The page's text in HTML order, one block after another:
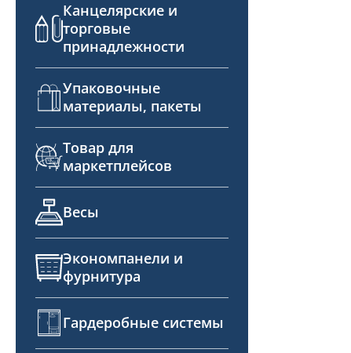
Канцелярские и
торговые
принадлежности
Упаковочные
материалы, пакеты
Товар для
маркетплейсов
Весы
Экономпанели и
фурнитура
Гардеробные системы